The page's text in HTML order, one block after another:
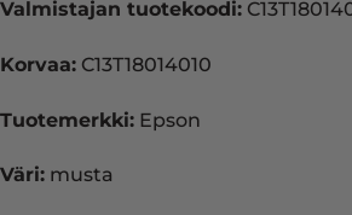
Valmistajan tuotekoodi:
Korvaa: C13T18014010
Tuotemerkki: Epson
Väri: musta